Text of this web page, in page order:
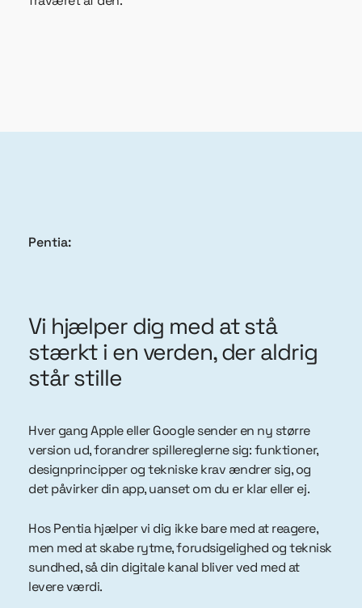
Pentia:
Vi hjælper dig med at stå
stærkt i en verden, der aldrig
står stille
Hver gang Apple eller Google sender en ny større
version ud, forandrer spillereglerne sig: funktioner,
designprincipper og tekniske krav ændrer sig, og
det påvirker din app, uanset om du er klar eller ej.
Hos Pentia hjælper vi dig ikke bare med at reagere,
men med at skabe rytme, forudsigelighed og teknisk
sundhed, så din digitale kanal bliver ved med at
levere værdi.